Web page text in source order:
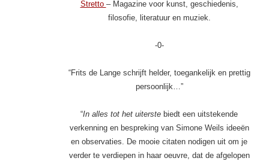
Stretto – Magazine voor kunst, geschiedenis,
filosofie, literatuur en muziek.
-0-
“Frits de Lange schrijft helder, toegankelijk en prettig
persoonlijk…”
“In alles tot het uiterste biedt een uitstekende
verkenning en bespreking van Simone Weils ideeën
en observaties. De mooie citaten nodigen uit om je
verder te verdiepen in haar oeuvre, dat de afgelopen